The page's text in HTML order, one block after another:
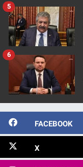
5
6
FACEBOOK
X